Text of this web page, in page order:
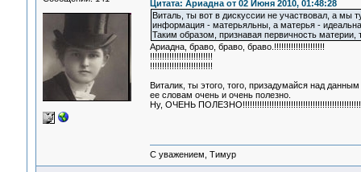
Цитата: Ариадна от 02 Июня 2010, 01:48:28
Виталь, ты вот в дискуссии не участвовал, а мы
информация - матерьяльны, а матерья -
Таким образом, признавая первичность
Ариадна, браво, браво, браво.!!!!!!!!!!!!!!!!!!!!!
!!!!!!!!!!!!!!!!!!!!!!!!!!
!!!!!!!!!!!!!!!!!!!!!!!!!!
Виталик, ты этого, того, призадумайся над
ее словам очень и очень полезно.
Ну, ОЧЕНЬ
С уважением, Тимур